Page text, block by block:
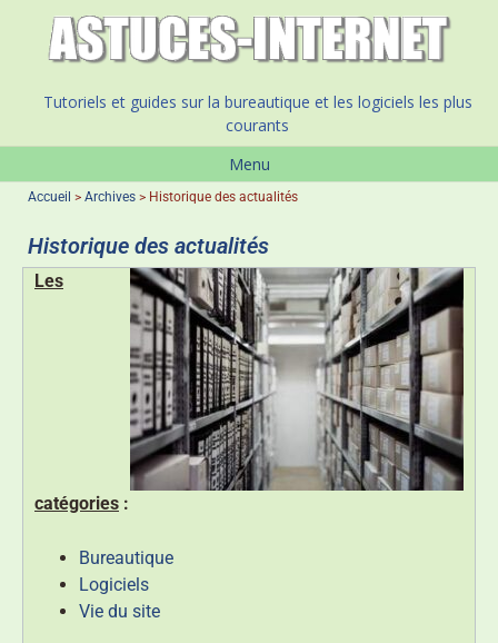
Tutoriels et guides sur la bureautique et les logiciels les plus
courants
Menu
Accueil > Archives > Historique des actualités
Historique des actualités
Les
catégories :
Bureautique
Logiciels
Vie du site